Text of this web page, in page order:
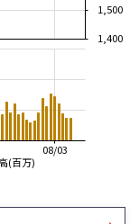
(百万)
08/03
1,400
1,500
1,800